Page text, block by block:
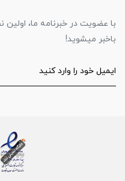
با عضویت در خبرنامه ما،
باخبر میشوید!